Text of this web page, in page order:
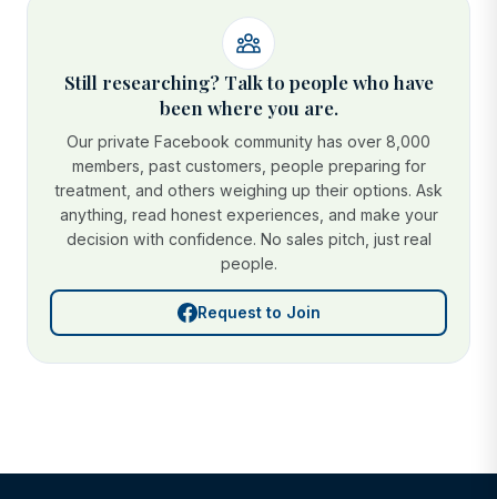
Still researching? Talk to people who have
been where you are.
Our private Facebook community has over 8,000
members, past customers, people preparing for
treatment, and others weighing up their options. Ask
anything, read honest experiences, and make your
decision with confidence. No sales pitch, just real
people.
Request to Join